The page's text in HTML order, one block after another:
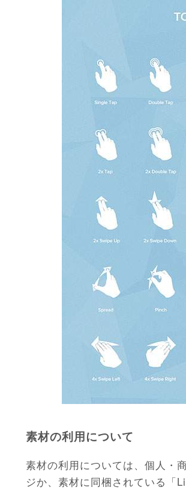
素材の利用について
素材の利用については、個人・
ジか、素材に同梱されている「